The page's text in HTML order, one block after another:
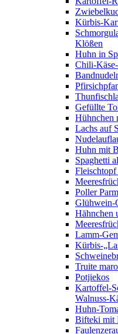
Kürbis-
Klößen
Huhn in
Chili-
Gefüllte
Hühnchen
Lachs auf
Huhn mit
Spaghetti
Fleischtopf
Poller
Glühwein-
Hähnchen
Lamm-
Kürbis-
Truite
Potjiekos
Kartoffel-
Walnuss-
Huhn-
Bifteki mit